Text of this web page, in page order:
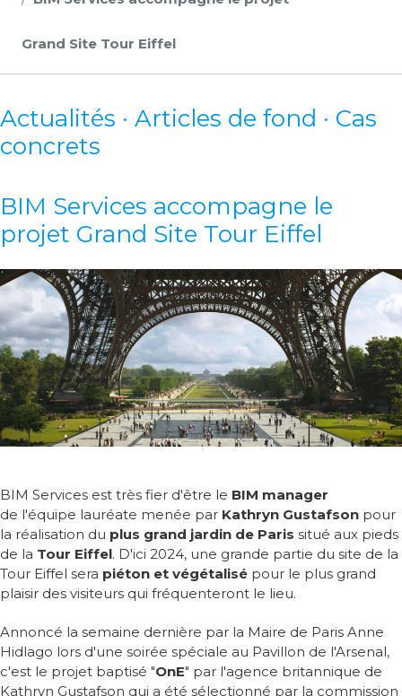
Grand Site Tour Eiffel
Actualités · Articles de fond · Cas
concrets
BIM Services accompagne le
projet Grand Site Tour Eiffel
BIM Services est très fier d'être le BIM manager
de l'équipe lauréate menée par Kathryn Gustafson pour
la réalisation du plus grand jardin de Paris situé aux pieds
de la Tour Eiffel. D'ici 2024, une grande partie du site de la
Tour Eiffel sera piéton et végétalisé pour le plus grand
plaisir des visiteurs qui fréquenteront le lieu.
Annoncé la semaine dernière par la Maire de Paris Anne
Hidlago lors d'une soirée spéciale au Pavillon de l'Arsenal,
c'est le projet baptisé "OnE" par l'agence britannique de
Kathryn Gustafson qui a été sélectionné par la commission